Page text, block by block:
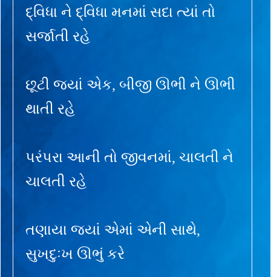
દ્વિધા ને દ્વિધા મનમાં સદા ત્યાં તો
સર્જાતી રહે
છૂટી જ્યાં એક, બીજી ઊભી ને ઊભી
થાતી રહે
પરંપરા આની તો જીવનમાં, ચાલતી ને
ચાલતી રહે
તણાયા જ્યાં એમાં એની સાથે,
સુખદુઃખ ઊભું કરે